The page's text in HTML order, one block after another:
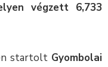
végzett 6,733
startolt Gyombolai